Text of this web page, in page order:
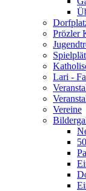
Prözler
Lari -
Vereine